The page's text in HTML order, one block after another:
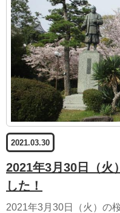
2021.03.30
2021年3月30日（火
した！
2021年3月30日（火）の